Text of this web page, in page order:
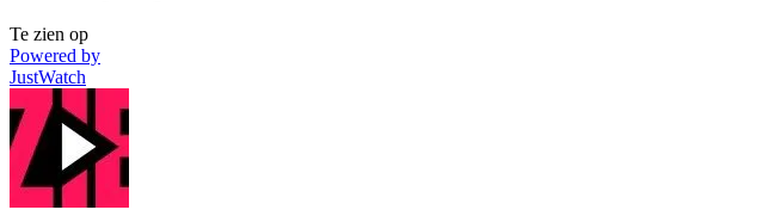
Te zien op
Powered by
JustWatch